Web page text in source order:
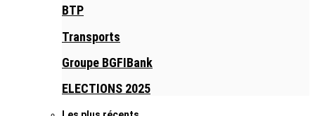
BTP
Transports
Groupe BGFIBank
ELECTIONS 2025